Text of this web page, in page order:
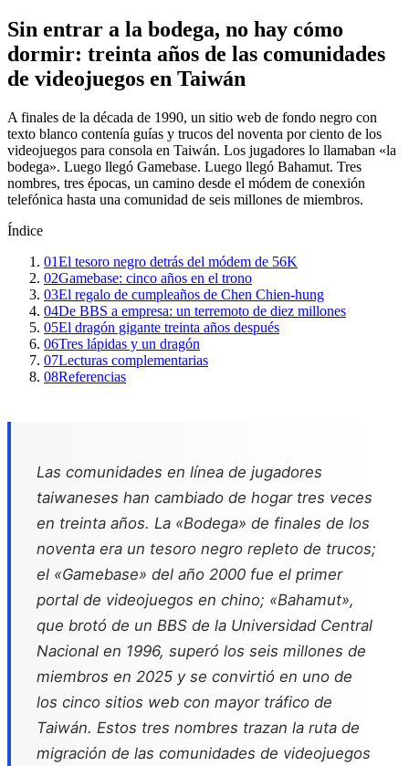
Sin entrar a la bodega, no hay cómo
dormir: treinta años de las comunidades
de videojuegos en Taiwán
A finales de la década de 1990, un sitio web de fondo negro con
texto blanco contenía guías y trucos del noventa por ciento de los
videojuegos para consola en Taiwán. Los jugadores lo llamaban «la
bodega». Luego llegó Gamebase. Luego llegó Bahamut. Tres
nombres, tres épocas, un camino desde el módem de conexión
telefónica hasta una comunidad de seis millones de miembros.
Índice
01El tesoro negro detrás del módem de 56K
02Gamebase: cinco años en el trono
03El regalo de cumpleaños de Chen Chien-hung
04De BBS a empresa: un terremoto de diez millones
05El dragón gigante treinta años después
06Tres lápidas y un dragón
07Lecturas complementarias
08Referencias
Las comunidades en línea de jugadores
taiwaneses han cambiado de hogar tres veces
en treinta años. La «Bodega» de finales de los
noventa era un tesoro negro repleto de trucos;
el «Gamebase» del año 2000 fue el primer
portal de videojuegos en chino; «Bahamut»,
que brotó de un BBS de la Universidad Central
Nacional en 1996, superó los seis millones de
miembros en 2025 y se convirtió en uno de
los cinco sitios web con mayor tráfico de
Taiwán. Estos tres nombres trazan la ruta de
migración de las comunidades de videojuegos